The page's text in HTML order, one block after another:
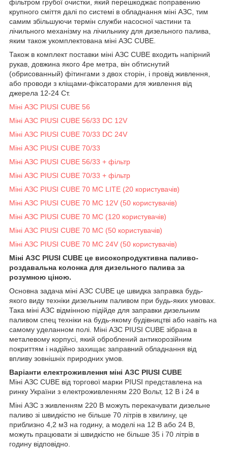
фільтром грубої очистки, який перешкоджає поправению
крупного сміття далі по системі в обладнання міні АЗС, тим
самим збільшуючи термін служби насосної частини та
лічильного механізму на лічильнику для дизельного палива,
яким також укомплектована міні АЗС CUBE.
Також в комплект поставки міні АЗС CUBE входить напірний
рукав, довжина якого 4ре метра, він обтиснутий
(обрисованный) фітингами з двох сторін, і провід живлення,
або проводи з кліщами-фіксаторами для живлення від
джерела 12-24 Ст.
Міні АЗС PIUSI CUBE 56
Міні АЗС PIUSI CUBE 56/33 DC 12V
Міні АЗС PIUSI CUBE 70/33 DC 24V
Міні АЗС PIUSI CUBE 70/33
Міні АЗС PIUSI CUBE 56/33 + фільтр
Міні АЗС PIUSI CUBE 70/33 + фільтр
Міні АЗС PIUSI CUBE 70 MC LITE (20 користувачів)
Міні АЗС PIUSI CUBE 70 MC 12V (50 користувачів)
Міні АЗС PIUSI CUBE 70 MC (120 користувачів)
Міні АЗС PIUSI CUBE 70 MC (50 користувачів)
Міні АЗС PIUSI CUBE 70 MC 24V (50 користувачів)
Міні АЗС PIUSI CUBE це високопродуктивна паливо-
роздавальна колонка для дизельного палива за
розумною ціною.
Основна задача міні АЗС CUBE це швидка заправка будь-
якого виду техніки дизельним паливом при будь-яких умовах.
Така міні АЗС відмінною підійде для заправки дизельним
паливом спец техніки на будь-якому будівництві або навіть на
самому уделанном полі. Міні АЗС PIUSI CUBE зібрана в
металевому корпусі, який оброблений антикорозійним
покриттям і надійно захищає заправний обладнання від
впливу зовнішніх природних умов.
Варіанти електроживлення міні АЗС PIUSI CUBE
Міні АЗС CUBE від торгової марки PIUSI представлена на
ринку України з електроживленням 220 Вольт, 12 В і 24 в
Міні АЗС з живленням 220 В можуть перекачувати дизельне
паливо зі швидкістю не більше 70 літрів в хвилину, це
приблизно 4,2 м3 на годину, а моделі на 12 В або 24 В,
можуть працювати зі швидкістю не більше 35 і 70 літрів в
годину відповідно.